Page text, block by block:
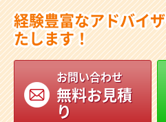
経験豊富なアドバイ
たします！
お問い合わせ
無料お見積
り